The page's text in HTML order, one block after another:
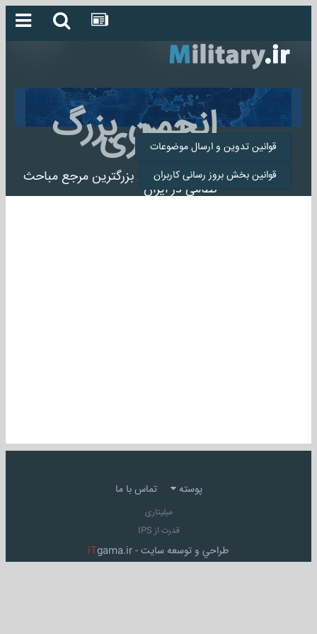
انجمن بزرگ
میلیتاری
انجمن میلیتاری بزرگترین مرجع مباحث
نظامی در ایران
قوانین تدوین و ارسال موضوعات
قوانین بخش بروز رسانی کاربران
پوسته تماس با ما
میلیتاری
قدرت از IPS
طراحي و توسعه سايت - iTgama.ir